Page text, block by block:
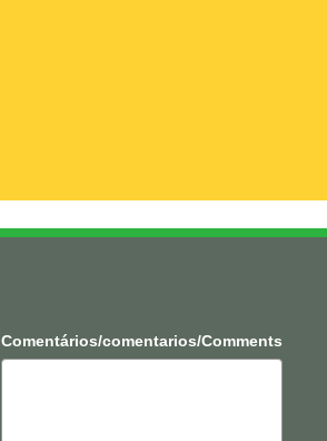
Comentários/comentarios/Comments